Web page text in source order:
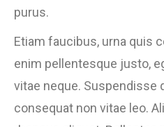
purus.
Etiam faucibus, urna quis
enim pellentesque justo,
vitae neque. Suspendisse
consequat non vitae leo.